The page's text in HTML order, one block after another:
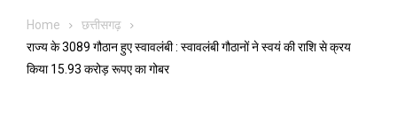
Home
छत्तीसगढ़
राज्य के 3089 गौठान हुए स्वावलंबी : स्वावलंबी गौठानों ने स्वयं की राशि से क्रय
किया 15.93 करोड़ रूपए का गोबर